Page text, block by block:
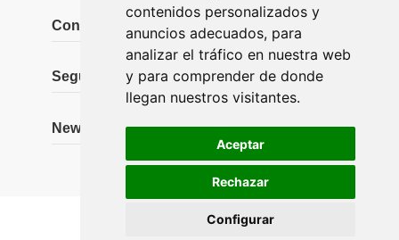
contenidos personalizados y
anuncios adecuados, para
analizar el tráfico en nuestra web
y para comprender de donde
llegan nuestros visitantes.
Aceptar
Rechazar
Configurar
Contáctanos
Seguidores
Newsletter